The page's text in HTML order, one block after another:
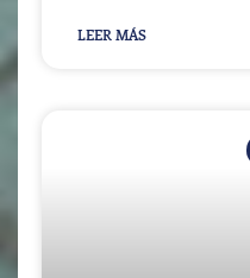
LEER MÁS